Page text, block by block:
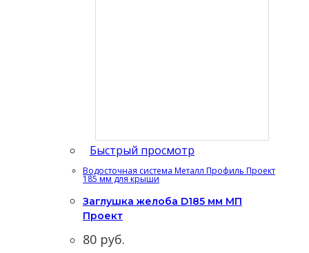
Быстрый просмотр
Водосточная система Металл Профиль Проект
185 мм для крыши
Заглушка желоба D185 мм МП
Проект
80 руб.